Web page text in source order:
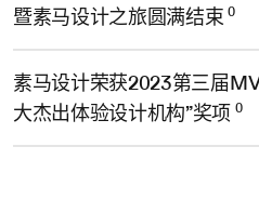
暨素马设计之旅圆满结束 0
素马设计荣获2023第三届
大杰出体验设计机构”奖项 0